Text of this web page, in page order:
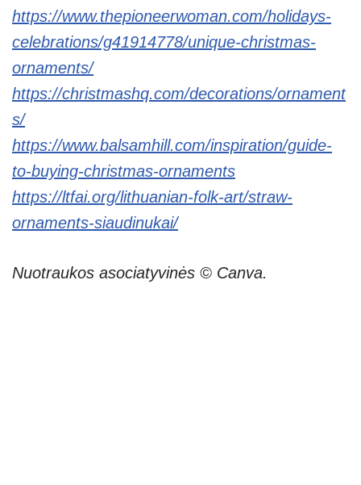
https://www.thepioneerwoman.com/holidays-
celebrations/g41914778/unique-christmas-
ornaments/
https://christmashq.com/decorations/ornament
s/
https://www.balsamhill.com/inspiration/guide-
to-buying-christmas-ornaments
https://ltfai.org/lithuanian-folk-art/straw-
ornaments-siaudinukai/
Nuotraukos asociatyvinės © Canva.